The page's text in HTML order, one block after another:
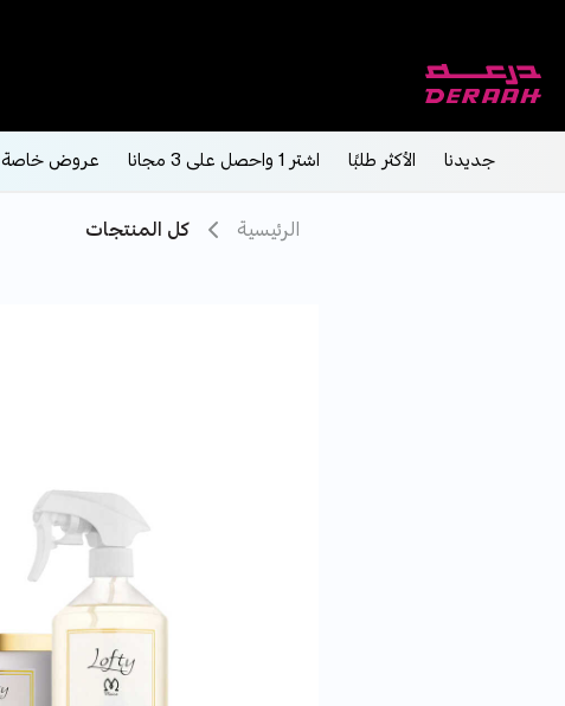
جديدنا الأكثر طلبًا اشتر 1 واحصل على 3 مجانا عروض خاصة
الرئيسية كل المنتجات